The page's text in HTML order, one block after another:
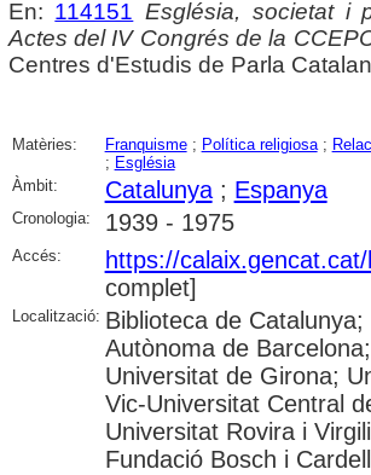
En: 114151 Església, societat i
Actes del IV Congrés de la
Centres d'Estudis de Parla
Matèries: Franquisme; Política religiosa;
; Església
Àmbit:
Catalunya; Espanya
Cronologia: 1939 - 1975
Accés:
https://
complet]
Localització: Biblioteca de
Autònoma de
Universitat de Girona;
Vic-Universitat Central
Universitat Rovira i
Fundació Bosch i